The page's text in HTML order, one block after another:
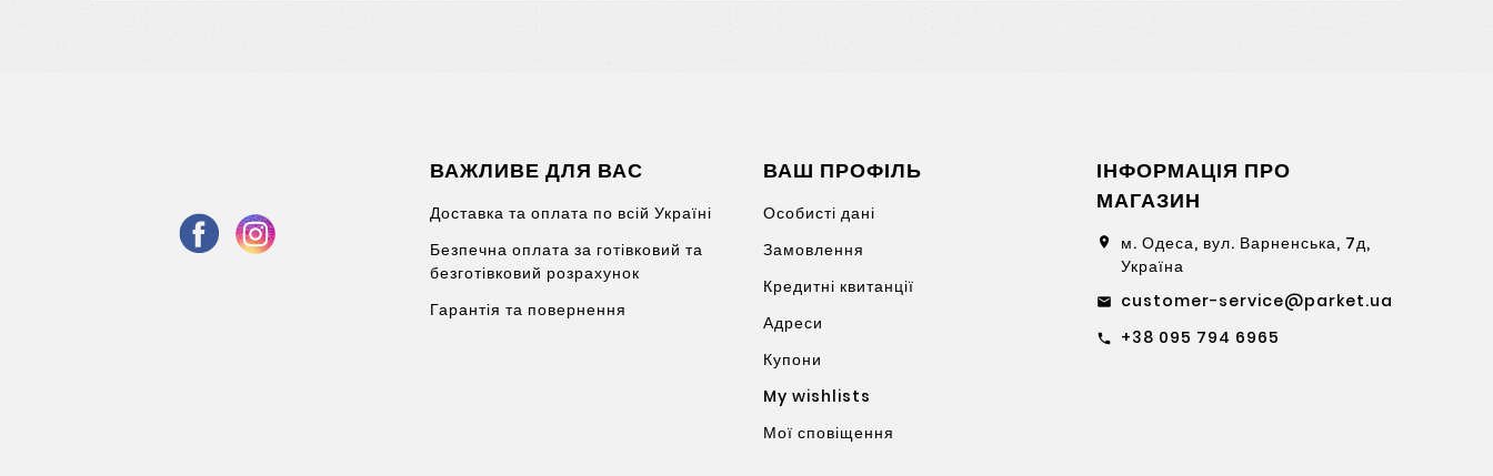
ВАЖЛИВЕ ДЛЯ ВАС
Доставка та оплата по всій Україні
Безпечна оплата за готівковий та
безготівковий розрахунок
Гарантія та повернення
ВАШ ПРОФІЛЬ
Особисті дані
Замовлення
Кредитні квитанції
Адреси
Купони
My wishlists
Мої сповіщення
ІНФОРМАЦІЯ ПРО
МАГАЗИН
location_on
м. Одеса, вул. Варненська, 7д,
Україна
email customer-service@parket.ua
call +38 095 794 6965